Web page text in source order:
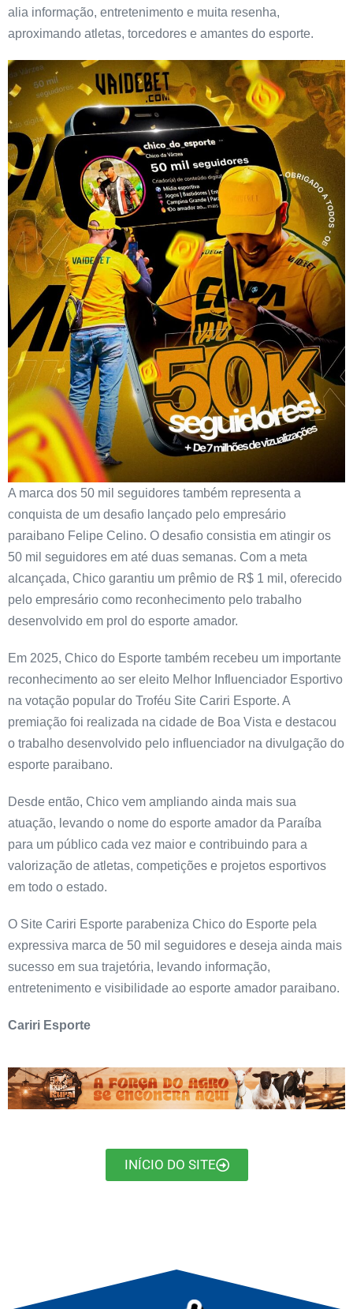
alia informação, entretenimento e muita resenha,
aproximando atletas, torcedores e amantes do esporte.
A marca dos 50 mil seguidores também representa a
conquista de um desafio lançado pelo empresário
paraibano Felipe Celino. O desafio consistia em atingir os
50 mil seguidores em até duas semanas. Com a meta
alcançada, Chico garantiu um prêmio de R$ 1 mil, oferecido
pelo empresário como reconhecimento pelo trabalho
desenvolvido em prol do esporte amador.
Em 2025, Chico do Esporte também recebeu um importante
reconhecimento ao ser eleito Melhor Influenciador Esportivo
na votação popular do Troféu Site Cariri Esporte. A
premiação foi realizada na cidade de Boa Vista e destacou
o trabalho desenvolvido pelo influenciador na divulgação do
esporte paraibano.
Desde então, Chico vem ampliando ainda mais sua
atuação, levando o nome do esporte amador da Paraíba
para um público cada vez maior e contribuindo para a
valorização de atletas, competições e projetos esportivos
em todo o estado.
O Site Cariri Esporte parabeniza Chico do Esporte pela
expressiva marca de 50 mil seguidores e deseja ainda mais
sucesso em sua trajetória, levando informação,
entretenimento e visibilidade ao esporte amador paraibano.
Cariri Esporte
INÍCIO DO SITE